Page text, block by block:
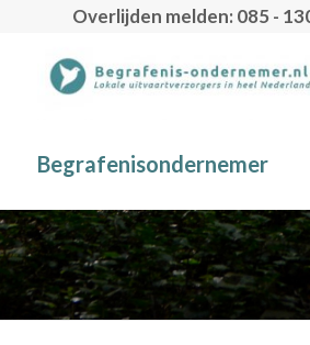
Overlijden melden: 085 -
Begrafenisondernemer